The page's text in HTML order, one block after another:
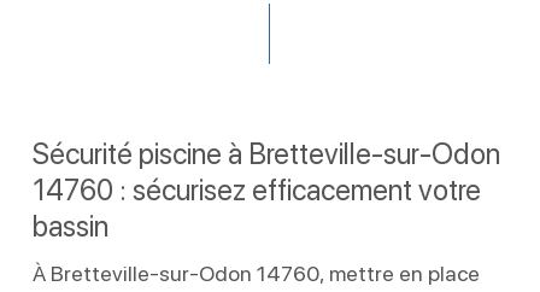
Sécurité piscine à Bretteville-sur-Odon
14760 : sécurisez efficacement votre
bassin
À Bretteville-sur-Odon 14760, mettre en place